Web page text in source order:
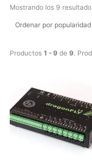
Mostrando los 9
Productos 1 - 9 de 9.
desde
650,00€
hasta
672,50€